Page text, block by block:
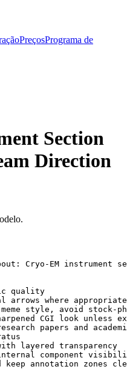
PreçosPrograma de
Section
Direction
Cryo-EM instrument
quality
where appropriate
style, avoid stock-
CGI look unless
papers and
layered transparency
component
annotation zones